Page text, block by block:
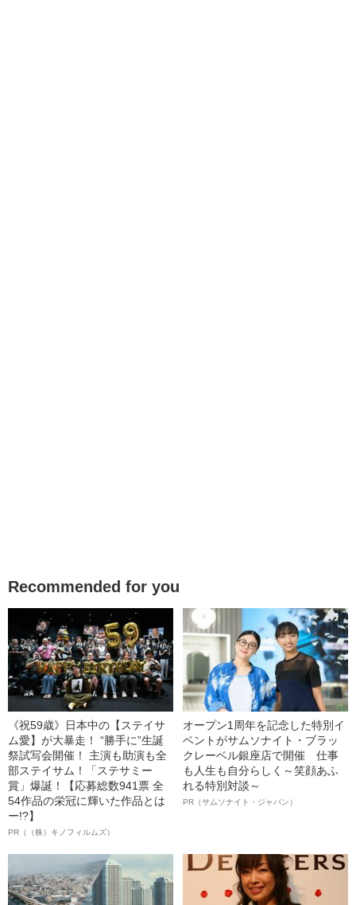
Recommended for you
《祝59歳》日本中の【ステイサ
ム愛】が大暴走！ “勝手に”生誕
祭試写会開催！ 主演も助演も全
部ステイサム！「ステサミー
賞」爆誕！【応募総数941票 全
54作品の栄冠に輝いた作品とは
ー!?】
PR（（株）キノフィルムズ）
オープン1周年を記念した特別イ
ベントがサムソナイト・ブラッ
クレーベル銀座店で開催 仕事
も人生も自分らしく～笑顔あふ
れる特別対談～
PR（サムソナイト・ジャパン）